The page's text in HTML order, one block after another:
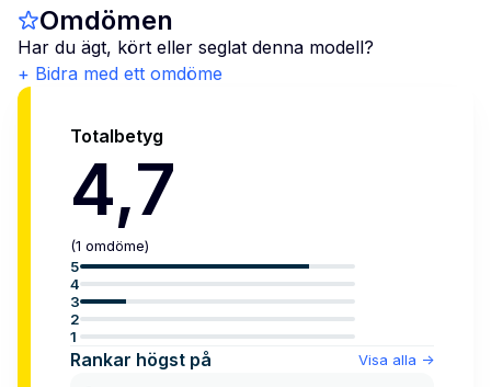
Omdömen
Har du ägt, kört eller seglat denna modell?
+ Bidra med ett omdöme
Totalbetyg
4,7
(1 omdöme)
5
4
3
2
1
Rankar högst på Visa alla ->